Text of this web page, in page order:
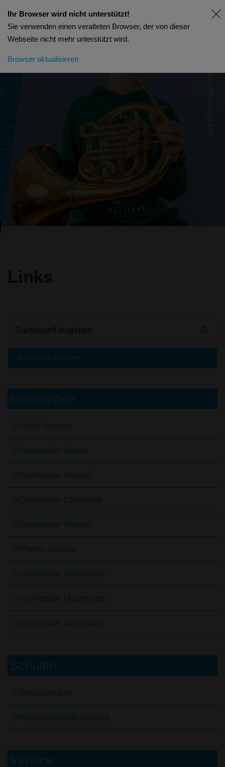
Facebook
Suchbegriff eingeben
Erweiterte Suche
Gemeinden
Stadt Sursee
Gemeinde Büron
Gemeinde Knutwil
Gemeinde Oberkirch
Gemeinde Wauwil
Pfarrei Sursee
Gemeinde Geuensee
Gemeinde Mauensee
Gemeinde Schenkon
Schulen
Stadtschulen
Kantonsschule Sursee
Vereine
Ihr Browser wird nicht unterstützt!
Sie verwenden einen veralteten Browser, der von dieser
Webseite nicht mehr unterstützt wird.
Browser aktualisieren